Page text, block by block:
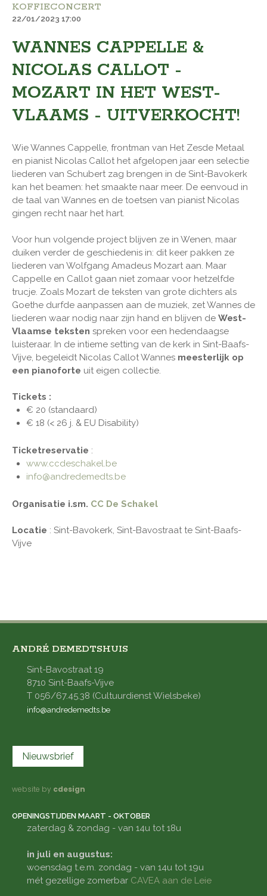
KOFFIECONCERT
22/01/2023 17:00
WANNES CAPPELLE &
NICOLAS CALLOT -
MOZART IN HET WEST-
VLAAMS - UITVERKOCHT!
Wie Wannes Cappelle, frontman van Het Zesde Metaal
en pianist Nicolas Callot het afgelopen jaar een selectie
liederen van Schubert zag brengen in de Sint-Bavokerk
kan het beamen: het smaakte naar meer. De eenvoud in
de taal van Wannes en de toetsen van pianist Nicolas
gingen recht naar het hart.
Voor hun volgende project blijven ze in Wenen, maar
duiken verder de geschiedenis in: dit keer pakken ze
liederen van Wolfgang Amadeus Mozart aan. Maar
Cappelle en Callot gaan niet zomaar voor hetzelfde
trucje. Zoals Mozart de teksten van grote dichters als
Goethe durfde aanpassen aan de muziek, zet Wannes de
liederen waar nodig naar zijn hand en blijven de West-
Vlaamse teksten spreken voor een hedendaagse
luisteraar. In de intieme setting van de kerk in Sint-Baafs-
Vijve, begeleidt Nicolas Callot Wannes meesterlijk op
een pianoforte uit eigen collectie.
Tickets :
€ 20 (standaard)
€ 18 (< 26 j. & EU Disability)
Ticketreservatie :
www.ccdeschakel.be
info@andredemedts.be
Organisatie i.sm. CC De Schakel
Locatie : Sint-Bavokerk, Sint-Bavostraat te Sint-Baafs-
Vijve
ANDRÉ DEMEDTSHUIS
Sint-Bavostraat 19
8710 Sint-Baafs-Vijve
T 056/67.45.38 (Cultuurdienst Wielsbeke)
info@andredemedts.be
Nieuwsbrief
website by cdesign
OPENINGSTIJDEN MAART - OKTOBER
zaterdag & zondag - van 14u tot 18u
in juli en augustus:
woensdag t.e.m. zondag - van 14u tot 19u
mét gezellige zomerbar CAVEA aan de Leie